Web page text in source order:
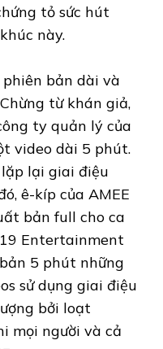
tỏ sức hút
này.
bản dài và
từ khán giả,
ty quản lý của
video dài 5 phút.
lặp lại giai điệu
ê-kíp của AMEE
bản full cho ca
Entertainment
5 phút những
sử dụng giai điệu
bởi loạt
mọi người và cả